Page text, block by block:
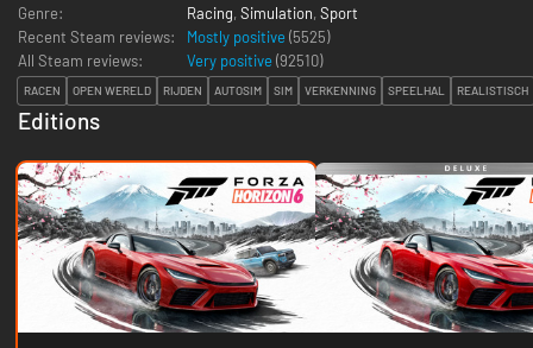
Genre:
Racing, Simulation, Sport
Recent Steam reviews:
Mostly positive (5525)
All Steam reviews:
Very positive (92510)
RACEN OPEN WERELD RIJDEN AUTOSIM SIM VERKENNING SPEELHAL REALISTISCH
Editions